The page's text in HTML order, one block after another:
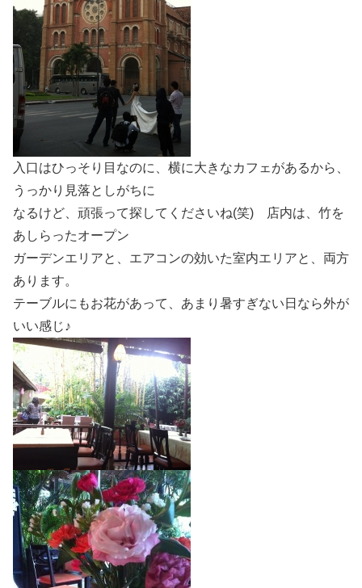
入口はひっそり目なのに、横に大きなカフェがあるから、
うっかり見落としがちに
なるけど、頑張って探してくださいね(笑) 店内は、竹を
あしらったオープン
ガーデンエリアと、エアコンの効いた室内エリアと、両方
あります。
テーブルにもお花があって、あまり暑すぎない日なら外が
いい感じ♪